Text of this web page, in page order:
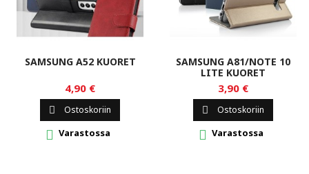
SAMSUNG A52 KUORET
4,90 €
 Ostoskoriin
 Varastossa
SAMSUNG A81/NOTE 10
LITE KUORET
3,90 €
 Ostoskoriin
 Varastossa